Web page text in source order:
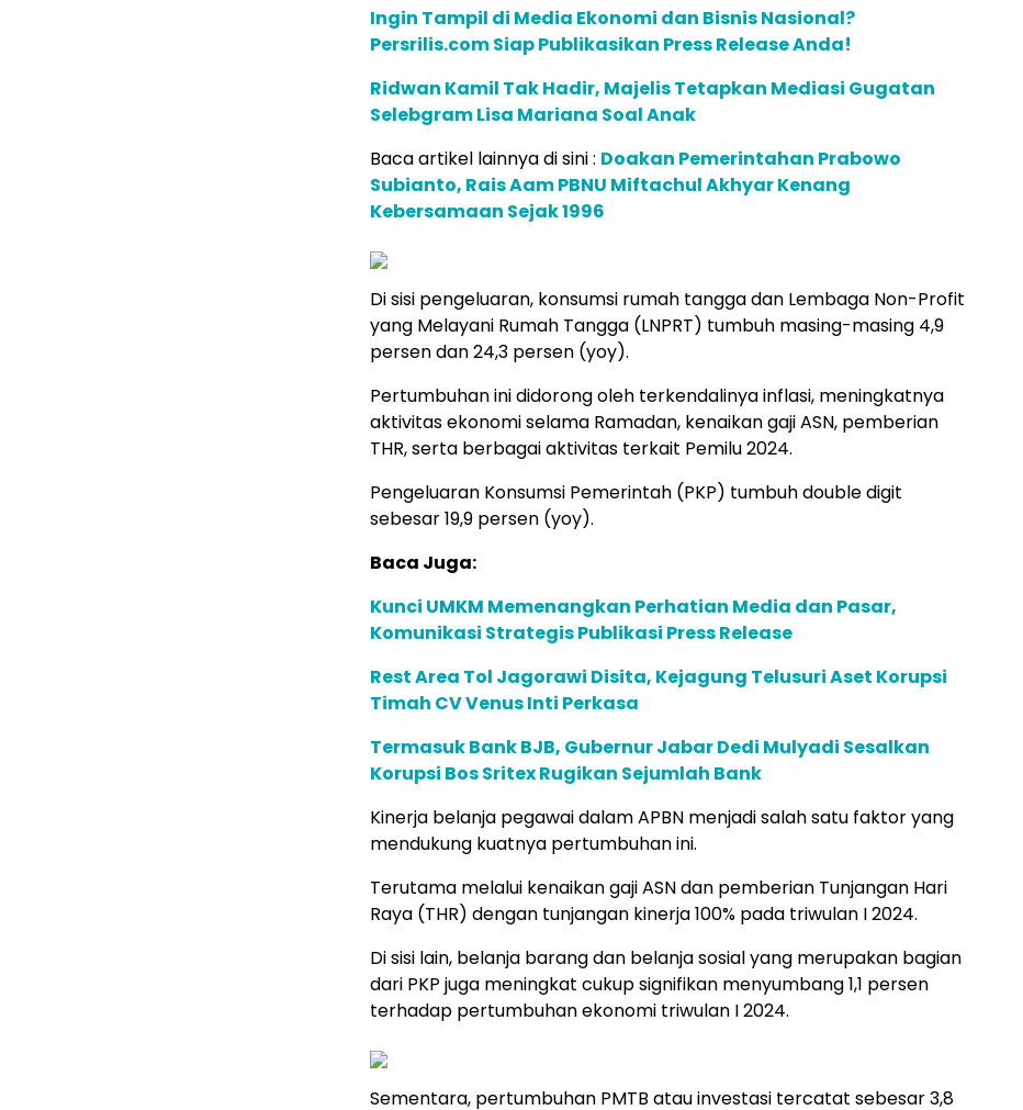
Ingin Tampil di Media Ekonomi dan Bisnis Nasional?
Persrilis.com Siap Publikasikan Press Release Anda!
Ridwan Kamil Tak Hadir, Majelis Tetapkan Mediasi Gugatan
Selebgram Lisa Mariana Soal Anak
Baca artikel lainnya di sini : Doakan Pemerintahan Prabowo
Subianto, Rais Aam PBNU Miftachul Akhyar Kenang
Kebersamaan Sejak 1996
Di sisi pengeluaran, konsumsi rumah tangga dan Lembaga Non-Profit
yang Melayani Rumah Tangga (LNPRT) tumbuh masing-masing 4,9
persen dan 24,3 persen (yoy).
Pertumbuhan ini didorong oleh terkendalinya inflasi, meningkatnya
aktivitas ekonomi selama Ramadan, kenaikan gaji ASN, pemberian
THR, serta berbagai aktivitas terkait Pemilu 2024.
Pengeluaran Konsumsi Pemerintah (PKP) tumbuh double digit
sebesar 19,9 persen (yoy).
Baca Juga:
Kunci UMKM Memenangkan Perhatian Media dan Pasar,
Komunikasi Strategis Publikasi Press Release
Rest Area Tol Jagorawi Disita, Kejagung Telusuri Aset Korupsi
Timah CV Venus Inti Perkasa
Termasuk Bank BJB, Gubernur Jabar Dedi Mulyadi Sesalkan
Korupsi Bos Sritex Rugikan Sejumlah Bank
Kinerja belanja pegawai dalam APBN menjadi salah satu faktor yang
mendukung kuatnya pertumbuhan ini.
Terutama melalui kenaikan gaji ASN dan pemberian Tunjangan Hari
Raya (THR) dengan tunjangan kinerja 100% pada triwulan I 2024.
Di sisi lain, belanja barang dan belanja sosial yang merupakan bagian
dari PKP juga meningkat cukup signifikan menyumbang 1,1 persen
terhadap pertumbuhan ekonomi triwulan I 2024.
Sementara, pertumbuhan PMTB atau investasi tercatat sebesar 3,8